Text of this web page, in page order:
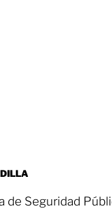
de Seguridad